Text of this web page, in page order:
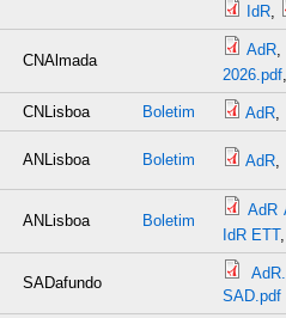
IdR
CNAlmada
AdR,
2026.pdf
CNLisboa Boletim AdR
ANLisboa Boletim AdR
ANLisboa Boletim
AdR
IdR ETT,
SADafundo
SAD.pdf